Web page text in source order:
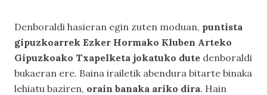
Denboraldi hasieran egin zuten moduan, puntista
gipuzkoarrek Ezker Hormako Kluben Arteko
Gipuzkoako Txapelketa jokatuko dute denboraldi
bukaeran ere. Baina irailetik abendura bitarte binaka
lehiatu baziren, orain banaka ariko dira. Hain